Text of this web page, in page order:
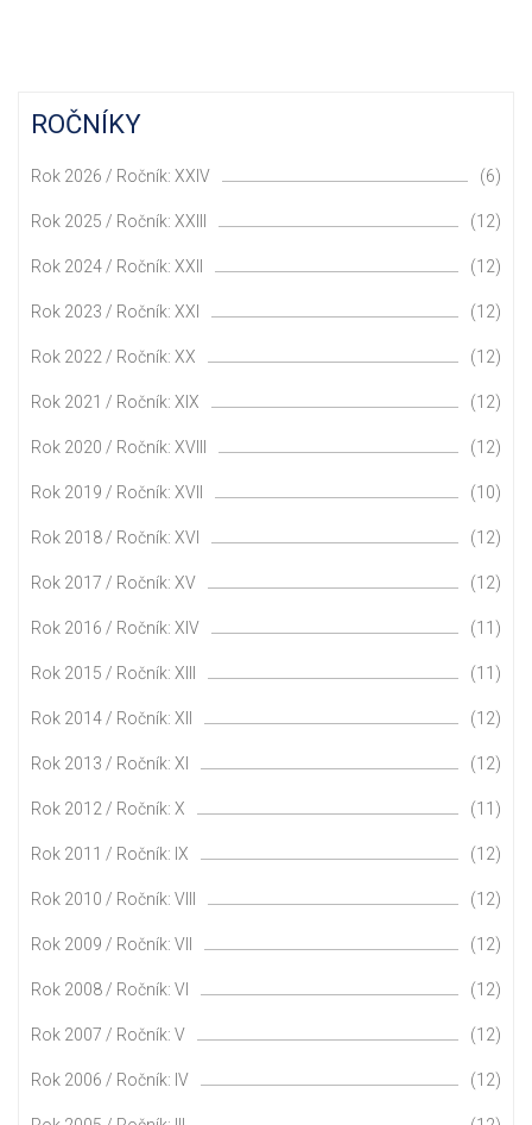
ROČNÍKY
Rok 2026 / Ročník: XXIV (6)
Rok 2025 / Ročník: XXIII (12)
Rok 2024 / Ročník: XXII (12)
Rok 2023 / Ročník: XXI (12)
Rok 2022 / Ročník: XX (12)
Rok 2021 / Ročník: XIX (12)
Rok 2020 / Ročník: XVIII (12)
Rok 2019 / Ročník: XVII (10)
Rok 2018 / Ročník: XVI (12)
Rok 2017 / Ročník: XV (12)
Rok 2016 / Ročník: XIV (11)
Rok 2015 / Ročník: XIII (11)
Rok 2014 / Ročník: XII (12)
Rok 2013 / Ročník: XI (12)
Rok 2012 / Ročník: X (11)
Rok 2011 / Ročník: IX (12)
Rok 2010 / Ročník: VIII (12)
Rok 2009 / Ročník: VII (12)
Rok 2008 / Ročník: VI (12)
Rok 2007 / Ročník: V (12)
Rok 2006 / Ročník: IV (12)